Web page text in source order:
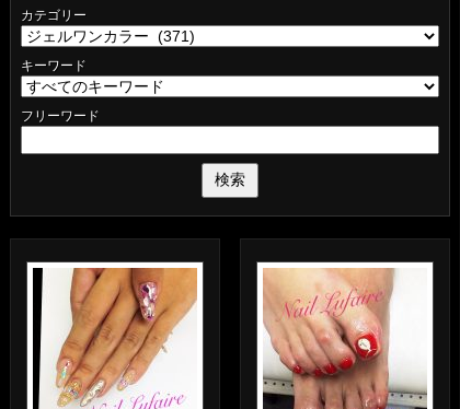
カテゴリー
キーワード
フリーワード